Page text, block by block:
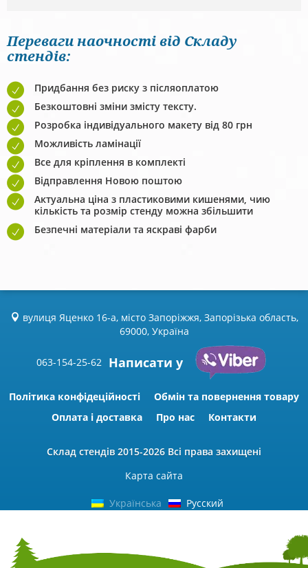
Переваги наочності від Складу
стендів:
Придбання без риску з післяоплатою
Безкоштовні зміни змісту тексту.
Розробка індивідуального макету від 80 грн
Можливість ламінації
Все для кріплення в комплекті
Відправлення Новою поштою
Актуальна ціна з пластиковими кишенями, чию
кількість та розмір стенду можна збільшити
Безпечні матеріали та яскраві фарби
вулиця Яценко 16-а, місто Запоріжжя, Запорізька область,
69000, Україна
063-154-25-62 Написати у
Політика конфідеційності
Обмін та повернення товару
Оплата і доставка
Про нас Контакти
Склад стендів 2015-2026 Всі права захищені
Карта сайта
Українська Русский